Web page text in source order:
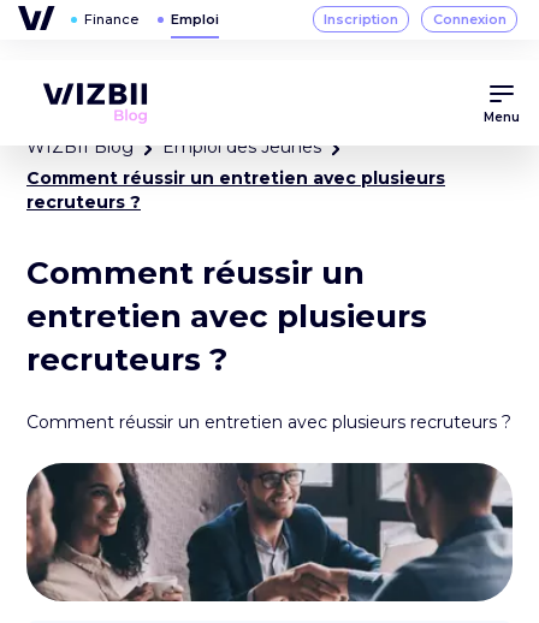
Menu
WIZBII Blog
Emploi des Jeunes
Comment réussir un entretien avec plusieurs
recruteurs ?
Comment réussir un
entretien avec plusieurs
recruteurs ?
Comment réussir un entretien avec plusieurs recruteurs ?